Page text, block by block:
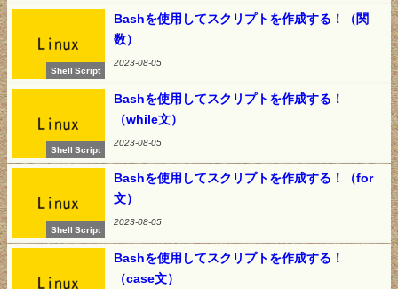
Shell Script
Bashを使用してスクリプトを作成する！（関
数）
2023-08-05
Shell Script
Bashを使用してスクリプトを作成する！
（while文）
2023-08-05
Shell Script
Bashを使用してスクリプトを作成する！（for
文）
2023-08-05
Bashを使用してスクリプトを作成する！
（case文）